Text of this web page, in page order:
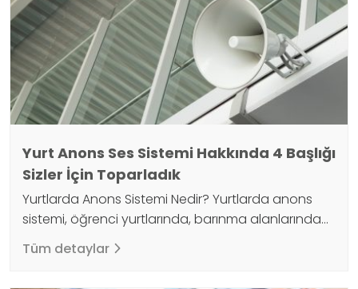
Yurt Anons Ses Sistemi Hakkında 4 Başlığı
Sizler İçin Toparladık
Yurtlarda Anons Sistemi Nedir? Yurtlarda anons
sistemi, öğrenci yurtlarında, barınma alanlarında
veya benzeri toplu konaklama yerlerinde kullanılan
bir iletişim sistemidir. Anons sistemi, bir merkezden
Tüm detaylar